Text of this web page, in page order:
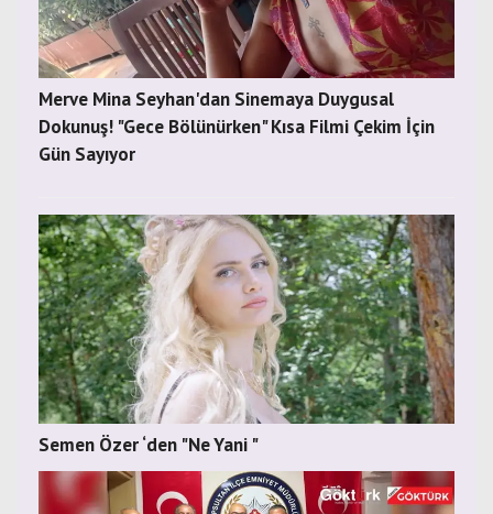
Merve Mina Seyhan'dan Sinemaya Duygusal
Dokunuş! "Gece Bölünürken" Kısa Filmi Çekim İçin
Gün Sayıyor
Semen Özer ‘den "Ne Yani "